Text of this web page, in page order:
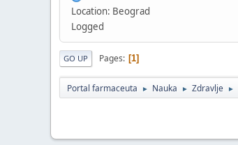
Location: Beograd
Logged
GO UP Pages 1
Portal farmaceuta ► Nauka ► Zdravlje ►